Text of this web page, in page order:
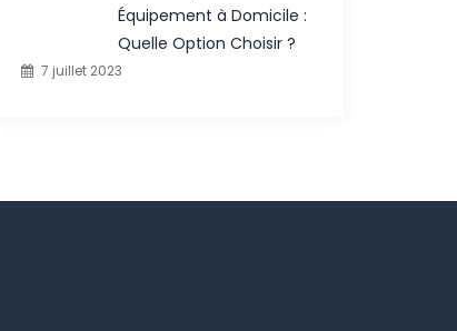
Équipement à Domicile :
Quelle Option Choisir ?
7 juillet 2023